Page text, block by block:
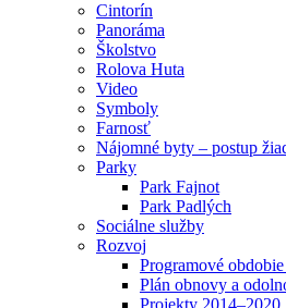
Cintorín
Panoráma
Školstvo
Rolova Huta
Video
Symboly
Farnosť
Nájomné byty – postup
Parky
Park Fajnot
Park Padlých
Sociálne služby
Rozvoj
Programové
Plán obnovy a
Projekty 2014–2020